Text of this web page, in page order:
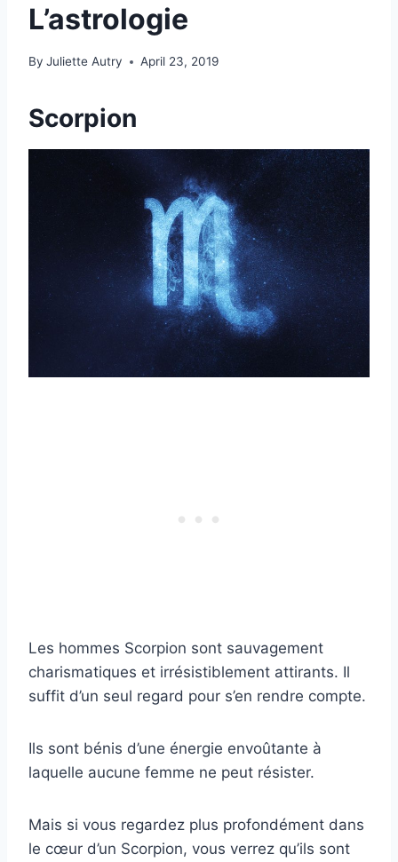
L’astrologie
By Juliette Autry April 23, 2019
Scorpion
Les hommes Scorpion sont sauvagement
charismatiques et irrésistiblement attirants. Il
suffit d’un seul regard pour s’en rendre compte.
Ils sont bénis d’une énergie envoûtante à
laquelle aucune femme ne peut résister.
Mais si vous regardez plus profondément dans
le cœur d’un Scorpion, vous verrez qu’ils sont